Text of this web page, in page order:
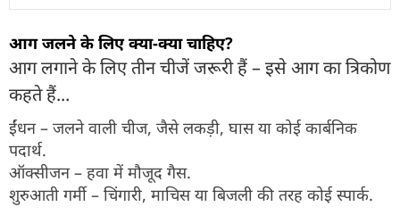
आग जलने के लिए क्या-क्या चाहिए?
आग लगाने के लिए तीन चीजें जरूरी हैं – इसे आग का त्रिकोण
कहते हैं...
ईंधन – जलने वाली चीज, जैसे लकड़ी, घास या कोई कार्बनिक
पदार्थ.
ऑक्सीजन – हवा में मौजूद गैस.
शुरुआती गर्मी – चिंगारी, माचिस या बिजली की तरह कोई स्पार्क.